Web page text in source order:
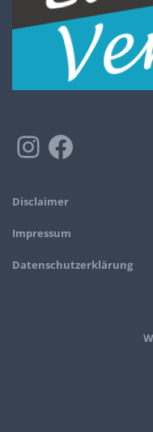
Disclaimer
Impressum
Datenschutzerklärung